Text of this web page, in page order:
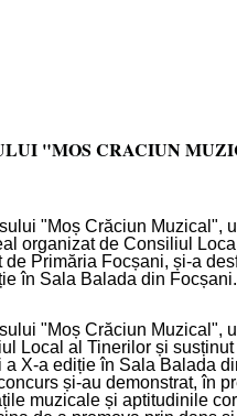
"MOS CRACIUN
"Moș Crăciun Muzical",
organizat de Consiliul
de Primăria Focșani, și-a
în Sala Balada din Focșani.
"Moș Crăciun Muzical",
Local al Tinerilor și
a X-a ediție în Sala Balada
și-au demonstrat, în
muzicale și aptitudinile